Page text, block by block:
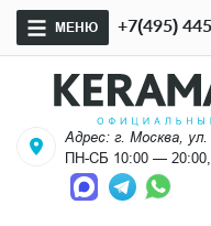
МЕНЮ +7(495)
Адрес: г. Москва, ул.
ПН-СБ 10:00 —